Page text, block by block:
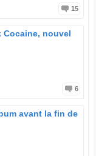
15
Cocaine, nouvel
6
avant la fin de